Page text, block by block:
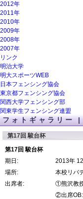
2012年
2011年
2010年
2009年
2008年
2007年
リンク
明治大学
明大スポーツWEB
日本フェンシング協会
東京都フェンシング協会
関西大学フェンシング部
関東学生フェンシング連盟
フォトギャラリー
第17回 駿台杯
第17回 駿台杯
期日:
2013年
場所:
本校リバ
出席者:
①熊沢教
②出席OB: